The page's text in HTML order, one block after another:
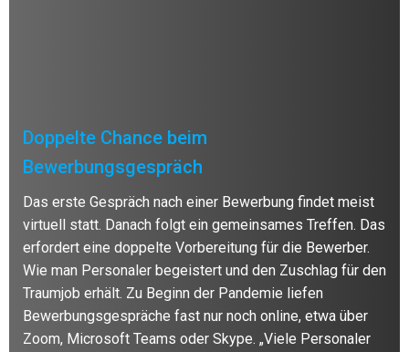
Doppelte Chance beim
Bewerbungsgespräch
Das erste Gespräch nach einer Bewerbung findet meist
virtuell statt. Danach folgt ein gemeinsames Treffen. Das
erfordert eine doppelte Vorbereitung für die Bewerber.
Wie man Personaler begeistert und den Zuschlag für den
Traumjob erhält. Zu Beginn der Pandemie liefen
Bewerbungsgespräche fast nur noch online, etwa über
Zoom, Microsoft Teams oder Skype. „Viele Personaler